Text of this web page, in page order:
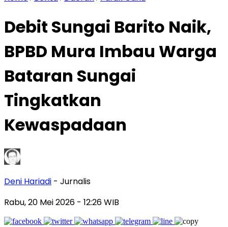
Debit Sungai Barito Naik,
BPBD Mura Imbau Warga
Bataran Sungai
Tingkatkan
Kewaspadaan
Deni Hariadi - Jurnalis
Rabu, 20 Mei 2026 - 12:26 WIB